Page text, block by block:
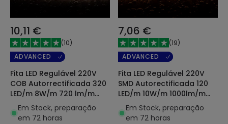
10,11 €
(10)
ADVANCED
Fita LED Regulável 220V
COB Autorrectificada 320
LED/m 8W/m 720 lm/m
Largura 12mm Corte 50cm
IP65 CRI90 à Medida
Em Stock, preparação
em 72 horas
7,06 €
(19)
ADVANCED
Fita LED Regulável 220V
SMD Autorectificada 120
LED/m 10W/m 1000lm/m
Largura 12mm Corte 10cm
IP65 à Medida
Em Stock, preparação
em 72 horas